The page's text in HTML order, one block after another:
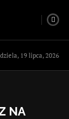
19 lipca, 2026
NA